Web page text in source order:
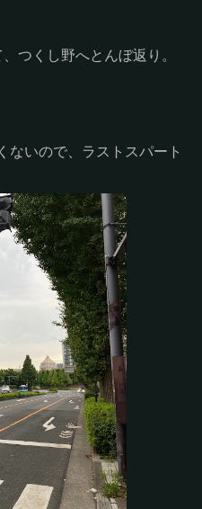
つくし野へとんぼ返り。
ないので、ラストスパート